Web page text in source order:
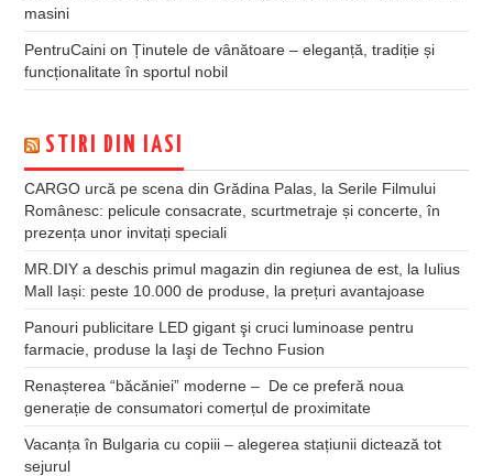
masini
PentruCaini onȚinutele de vânătoare – eleganță, tradiție și
funcționalitate în sportul nobil
STIRI DIN IASI
CARGO urcă pe scena din Grădina Palas, la Serile Filmului
Românesc: pelicule consacrate, scurtmetraje și concerte, în
prezența unor invitați speciali
MR.DIY a deschis primul magazin din regiunea de est, la Iulius
Mall Iași: peste 10.000 de produse, la prețuri avantajoase
Panouri publicitare LED gigant şi cruci luminoase pentru
farmacie, produse la Iaşi de Techno Fusion
Renașterea “băcăniei” moderne – De ce preferă noua
generație de consumatori comerțul de proximitate
Vacanța în Bulgaria cu copiii – alegerea stațiunii dictează tot
sejurul